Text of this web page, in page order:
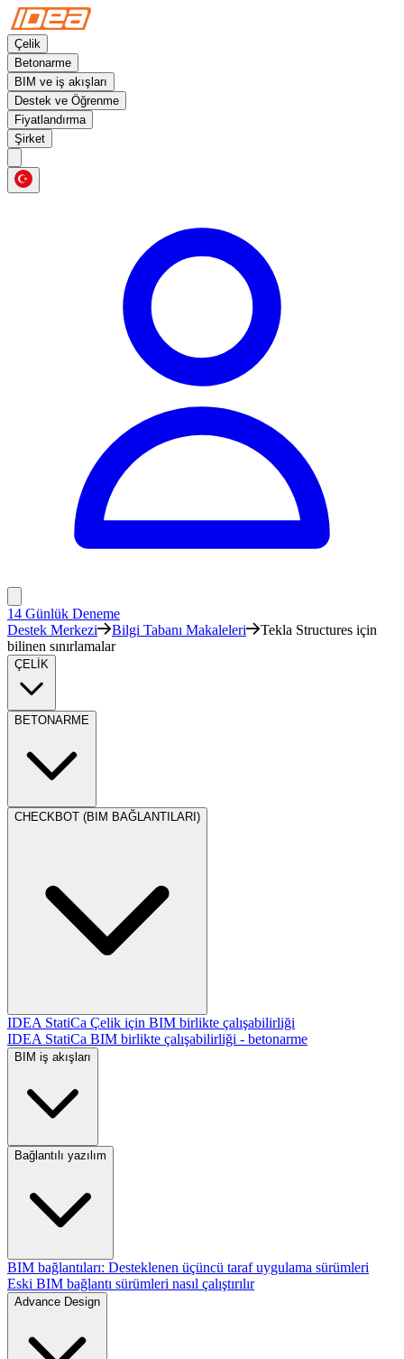
Çelik
Betonarme
BIM ve iş akışları
Destek ve Öğrenme
Fiyatlandırma
Şirket
14 Günlük Deneme
Destek Merkezi
Bilgi Tabanı Makaleleri
Tekla Structures için
bilinen sınırlamalar
ÇELİK
BETONARME
CHECKBOT (BIM BAĞLANTILARI)
IDEA StatiCa Çelik için BIM birlikte çalışabilirliği
IDEA StatiCa BIM birlikte çalışabilirliği - betonarme
BIM iş akışları
Bağlantılı yazılım
BIM bağlantıları: Desteklenen üçüncü taraf uygulama sürümleri
Eski BIM bağlantı sürümleri nasıl çalıştırılır
Advance Design